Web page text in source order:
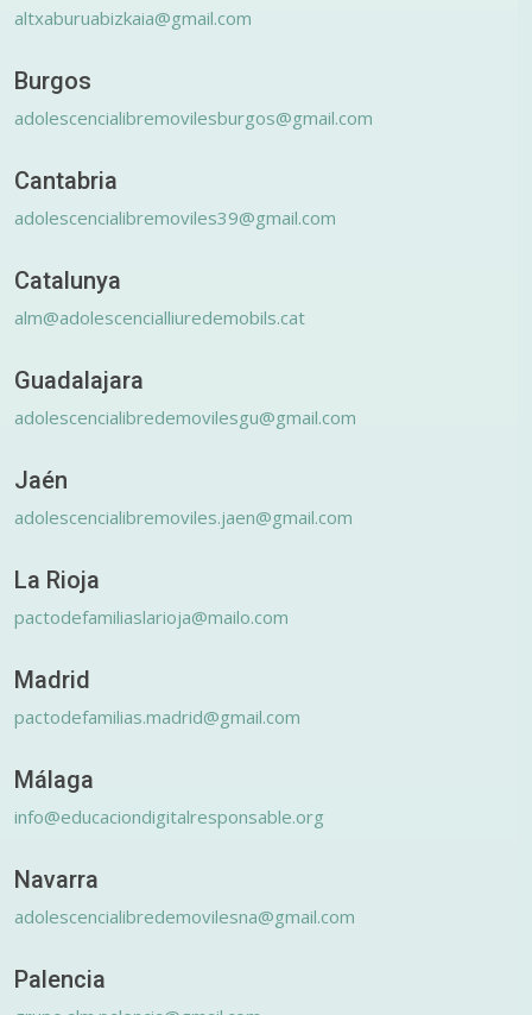
altxaburuabizkaia@gmail.com
Burgos
adolescencialibremovilesburgos@gmail.com
Cantabria
adolescencialibremoviles39@gmail.com
Catalunya
alm@adolescencialliuredemobils.cat
Guadalajara
adolescencialibredemovilesgu@gmail.com
Jaén
adolescencialibremoviles.jaen@gmail.com
La Rioja
pactodefamiliaslarioja@mailo.com
Madrid
pactodefamilias.madrid@gmail.com
Málaga
info@educaciondigitalresponsable.org
Navarra
adolescencialibredemovilesna@gmail.com
Palencia